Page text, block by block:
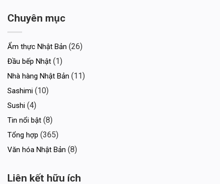
Chuyên mục
Ẩm thực Nhật Bản (26)
Đầu bếp Nhật (1)
Nhà hàng Nhật Bản (11)
Sashimi (10)
Sushi (4)
Tin nổi bật (8)
Tổng hợp (365)
Văn hóa Nhật Bản (8)
Liên kết hữu ích